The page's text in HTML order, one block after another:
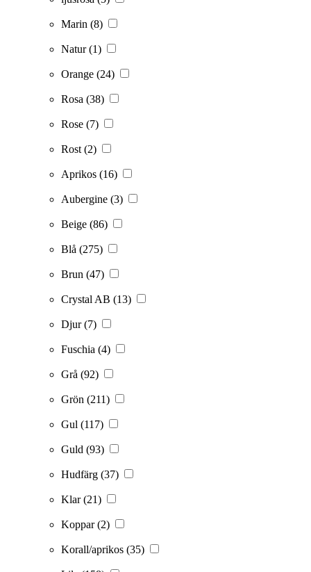
Marin (8)
Natur(1)
Orange (24)
Rosa (38)
Rose (7)
Rost (2)
Aprikos (16)
Aubergine (3)
Beige (86)
Blå (275)
Brun (47)
Crystal AB (13)
Djur(7)
Fuschia (4)
Grå (92)
Grön (211)
Gul (117)
Guld (93)
Hudfärg (37)
Klar(21)
Koppar(2)
Korall/aprikos (35)